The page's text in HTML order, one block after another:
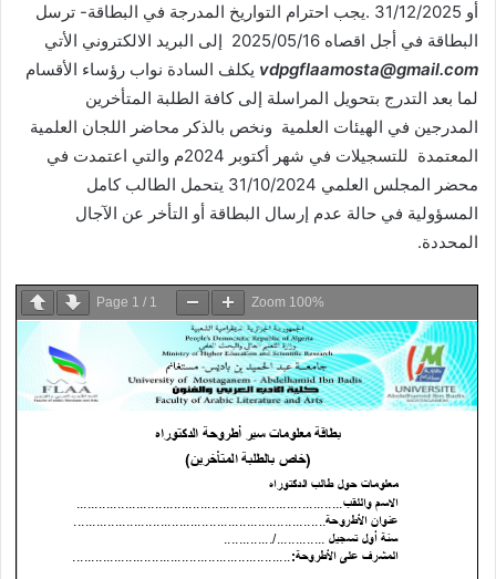
أو 31/12/2025 .يجب احترام التواريخ المدرجة في البطاقة- ترسل
البطاقة في أجل اقصاه 2025/05/16 إلى البريد الالكتروني الأتي
vdpgflaamosta@gmail.com يكلف السادة نواب رؤساء الأقسام
لما بعد التدرج بتحويل المراسلة إلى كافة الطلبة المتأخرين
المدرجين في الهيئات العلمية ونخص بالذكر محاضر اللجان العلمية
المعتمدة للتسجيلات في شهر أكتوبر 2024م والتي اعتمدت في
محضر المجلس العلمي 31/10/2024 يتحمل الطالب كامل
المسؤولية في حالة عدم إرسال البطاقة أو التأخر عن الآجال
المحددة.
Page 1 / 1 Zoom 100%